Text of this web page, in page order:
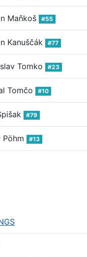
Maňkoš #55
Kanuščák #77
Tomko #23
Tomčo #10
#79
Pöhm #13